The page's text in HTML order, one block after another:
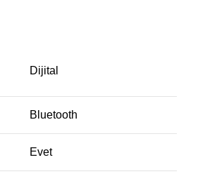
Dijital
Bluetooth
Evet